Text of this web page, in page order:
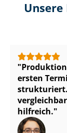
Unsere
ersten
strukturiert.
hilfreich.